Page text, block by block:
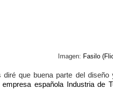
Imagen: Fasilo
diré que buena parte del
española Industria de